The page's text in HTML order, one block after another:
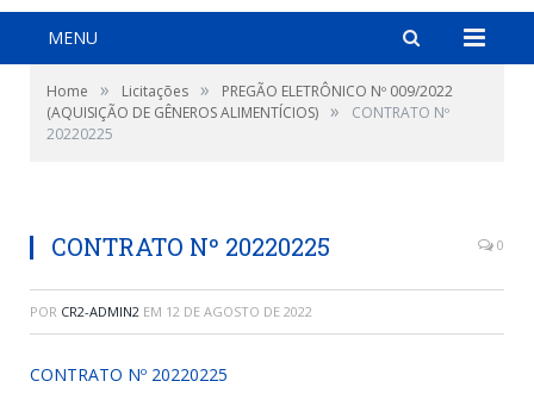
MENU
Home » Licitações »
PREGÃO ELETRÔNICO Nº 009/2022
(AQUISIÇÃO DE GÊNEROS ALIMENTÍCIOS) »
CONTRATO Nº
20220225
CONTRATO Nº 20220225 0
POR CR2-ADMIN2 EM 12 DE AGOSTO DE 2022
CONTRATO Nº 20220225